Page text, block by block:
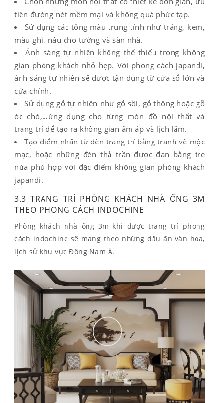
tiên đường nét mềm mại và không quá phức tạp.
Sử dụng các tông màu trung tính như trắng, kem,
màu ghi, nâu cho tường và sàn nhà.
Ánh sáng tự nhiên không thể thiếu trong không
gian phòng khách nhỏ hẹp. Với phong cách japandi,
ánh sáng tự nhiên sẽ được tận dụng từ cửa sổ lớn và
cửa chính.
Sử dụng gỗ tự nhiên như gỗ sồi, gỗ thông hoặc gỗ
óc chó,…ứng dụng cho từng món đồ nội thất và
trang trí để tạo ra không gian ấm áp và lịch lãm.
Tạo điểm nhấn từ đèn trang trí bằng tranh vẽ mộc
mạc, hoặc những đèn thả trần được đan bằng tre
nứa phù hợp với đặc điểm không gian phòng khách
japandi.
3.3 TRANG TRÍ PHÒNG KHÁCH NHÀ ỐNG 3M
THEO PHONG CÁCH INDOCHINE
Phòng khách nhà ống 3m khi được trang trí phong
cách indochine sẽ mang theo những dấu ấn văn hóa,
lịch sử khu vực Đông Nam Á.